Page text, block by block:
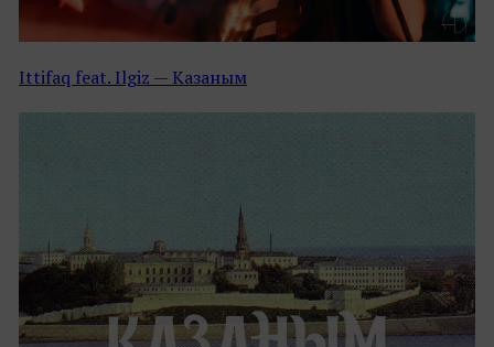
Ittifaq feat. Ilgiz — Казаным